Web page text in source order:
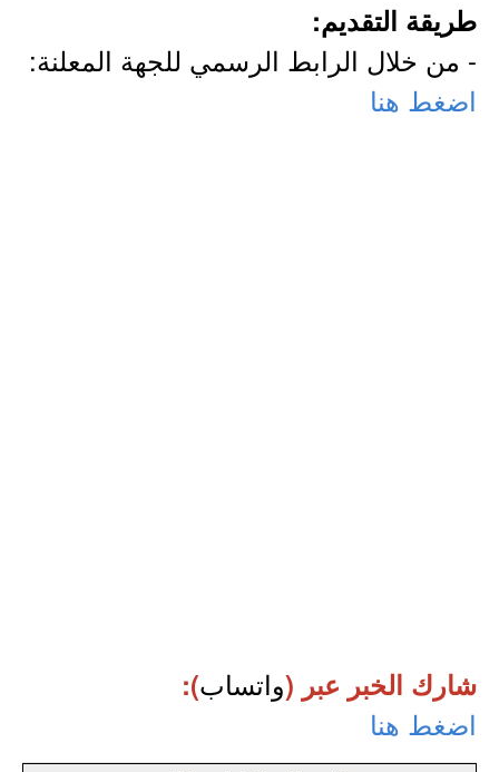
طريقة التقديم:
- من خلال الرابط الرسمي للجهة المعلنة:
اضغط هنا
شارك الخبر عبر (واتساب):
اضغط هنا